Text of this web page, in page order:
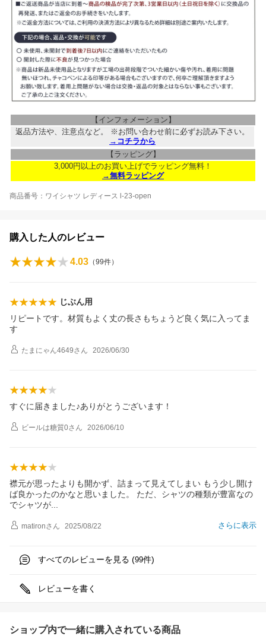
【インフォメーション】
返品方法や、注意点など。 ※お問い合わせ前に必ずお読み下さい。
→コチラから
【ラッピング】
3,000円以上のお買い上げでラッピング無料！
→無料ラッピング
商品番号：ワイシャツ レディース l-23-open
購入した人のレビュー
4.03 （99件）
じぶん用
リピートです。材質もよく丈の長さもちょうど良く気に入ってま
す
たまにゃん4649さん 2026/06/30
すぐに届きました♪ありがとうございます！
ビールは糖質0さん 2026/06/10
襟元が思ったよりも開かず、詰まって見えてしまい もう少し開け
ば良かったのかなと思いました。 ただ、シャツの種類が豊富なの
でシャツが
さらに表示
matironさん 2025/08/22
すべてのレビューを見る (99件)
レビューを書く
ショップ内で一緒に購入されている商品